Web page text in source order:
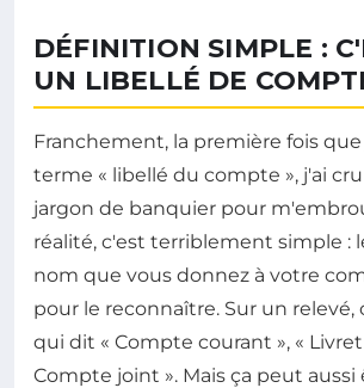
DÉFINITION SIMPLE :
UN LIBELLÉ DE
Franchement, la première fois
terme « libellé du compte », j'ai
jargon de banquier pour
réalité, c'est terriblement simple :
nom que vous donnez à votre
pour le reconnaître. Sur un relevé,
qui dit « Compte courant », « Livret
Compte joint ». Mais ça peut aussi